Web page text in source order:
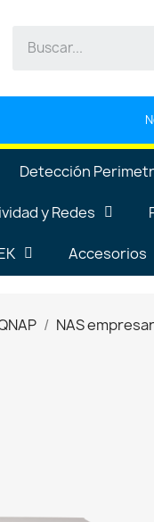
Detección
y Redes
Accesorios
NAS